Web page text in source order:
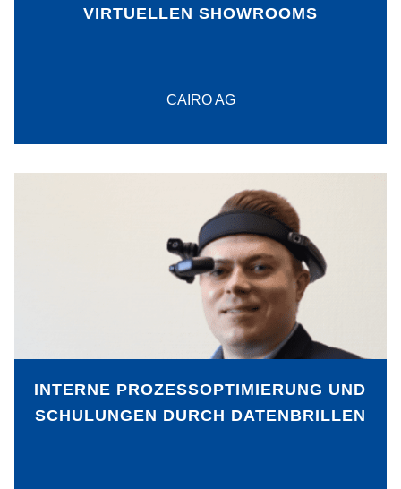
VIRTUELLEN SHOWROOMS
CAIRO AGPDF-Download
INTERNE PROZESSOPTIMIERUNG UND
SCHULUNGEN DURCH DATENBRILLEN
Ein immer komplexeres Arbeitsumfeld
führte bei der Computer OEM Trading
GmbH zu der Frage, wie das
Onboarding neuer Beschäftigter
effizienter und wertschätzender gestaltet
werden kann. Die Lösung fand das
Unternehmen in der Nutzung von
Datenbrillen und audiovisuell
aufbereiteten Schulungsinformationen.